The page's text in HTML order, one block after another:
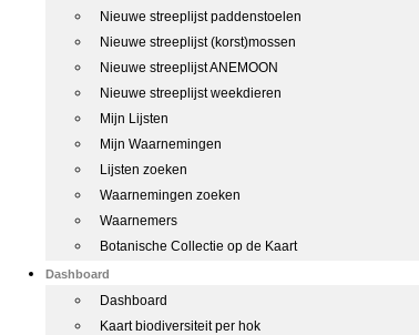
Nieuwe streeplijst paddenstoelen
Nieuwe streeplijst (korst)mossen
Nieuwe streeplijst ANEMOON
Nieuwe streeplijst weekdieren
Mijn Lijsten
Mijn Waarnemingen
Lijsten zoeken
Waarnemingen zoeken
Waarnemers
Botanische Collectie op de Kaart
Dashboard
Dashboard
Kaart biodiversiteit per hok